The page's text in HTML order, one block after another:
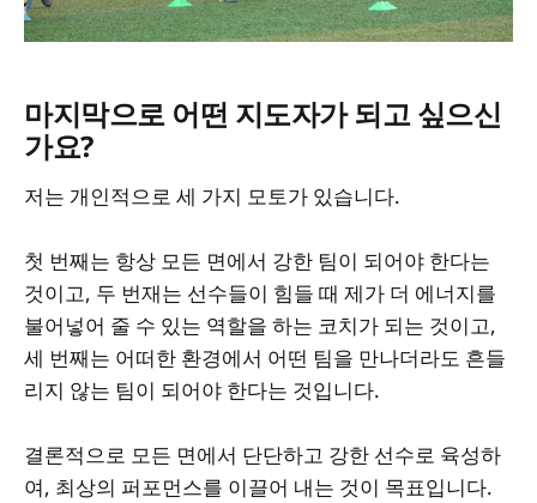
마지막으로 어떤 지도자가 되고 싶으신
가요?
저는 개인적으로 세 가지 모토가 있습니다.
첫 번째는 항상 모든 면에서 강한 팀이 되어야 한다는
것이고, 두 번재는 선수들이 힘들 때 제가 더 에너지를
불어넣어 줄 수 있는 역할을 하는 코치가 되는 것이고,
세 번째는 어떠한 환경에서 어떤 팀을 만나더라도 흔들
리지 않는 팀이 되어야 한다는 것입니다.
결론적으로 모든 면에서 단단하고 강한 선수로 육성하
여, 최상의 퍼포먼스를 이끌어 내는 것이 목표입니다.